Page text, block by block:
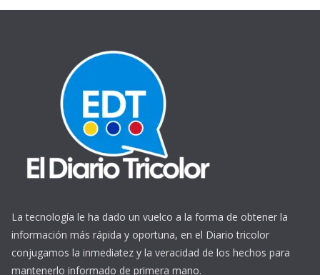
La tecnología le ha dado un vuelco a la forma de obtener la
información más rápida y oportuna, en el Diario tricolor
conjugamos la inmediatez y la veracidad de los hechos para
mantenerlo informado de primera mano.